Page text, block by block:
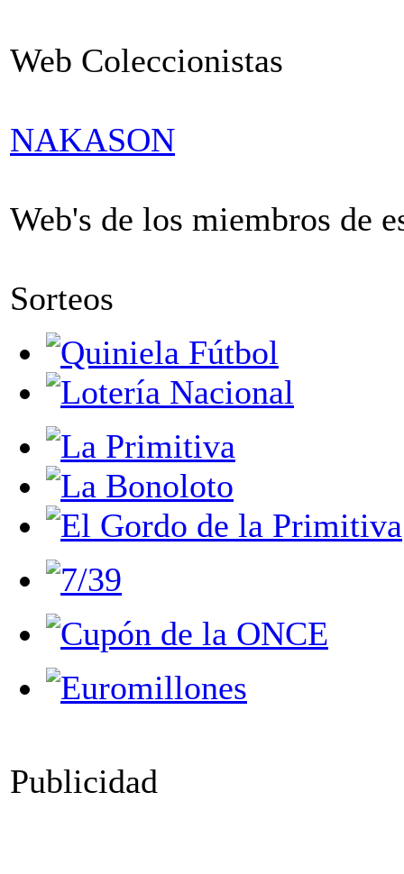
Web Coleccionistas
NAKASON
Web's de los miembros de
Sorteos
Publicidad